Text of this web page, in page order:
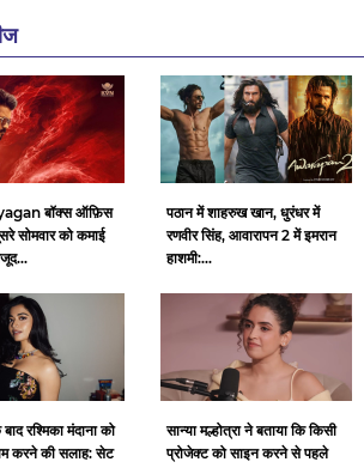
बॉक्स ऑफ़िस
सोमवार को कमाई
पठान में शाहरुख खान, धुरंधर में
रणवीर सिंह, आवारापन 2 में इमरान
हाशमी:...
रश्मिका मंदाना को
करने की सलाह: सेट
सान्या मल्होत्रा ​​ने बताया कि किसी
प्रोजेक्ट को साइन करने से पहले